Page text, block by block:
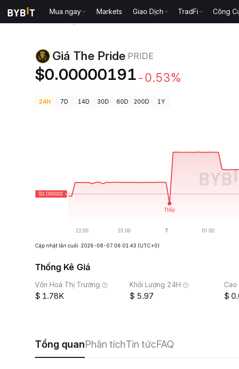
Mua ngay Markets Giao Dịch TradFi Công
Giá The Pride PRIDE
$0.00000191 -0.53%
24H 7D 14D 30D 60D 200D 1Y
Cập nhật lần cuối: 2026-08-07 06:01:43 (UTC+0)
Thống Kê Giá
Vốn Hoá Thị Trường
1.78K
Khối Lượng 24H
5.97
Cao
Tổng quanPhân tíchTin tứcFAQ